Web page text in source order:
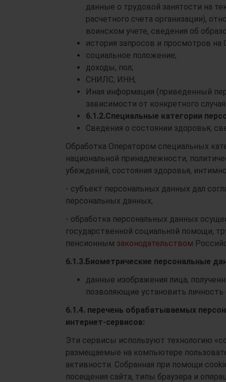
данные о трудовой занятости на
расчетного счета организации),
воинском учете, сведения об
история запросов и просмотров на
социальное положение;
доходы, пол;
СНИЛС, ИНН;
Иная информация (приведенный
зависимости от конкретного
6.1.2.Специальные категории
Сведения о состоянии здоровья,
Обработка Оператором специальных
национальной принадлежности,
убеждений, состояния здоровья,
- субъект персональных данных дал
персональных данных;
- обработка персональных данных
государственной социальной помощи,
пенсионным законодательством
6.1.3.Биометрические персональные
данные изображения лица,
позволяющие установить
6.1.4. перечень обрабатываемых
интернет-сервисов:
Эти сервисы используют технологию
размещаемые на компьютере
активности. Собранная при помощи
посещения сайта, типы браузера и